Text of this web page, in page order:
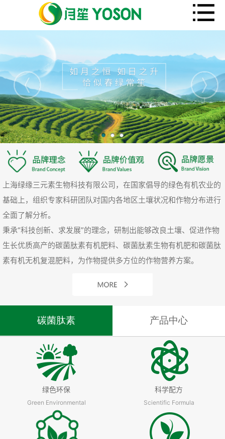
上海绿缘三元素生物科技有限公司，在国家倡导的绿色有机农业的
基础上，组织专家科研团队对国内各地区土壤状况和作物分布进行
全面了解分析。
秉承“科技创新、求发展”的理念，研制出能够改良土壤、促进作物
生长优质高产的碳菌肽素有机肥料、碳菌肽素生物有机肥和碳菌肽
素有机无机复混肥料，为作物提供多方位的作物营养方案。
碳菌肽素 产品中心
绿色环保
Green Environmental
科学配方
Scientific Formula